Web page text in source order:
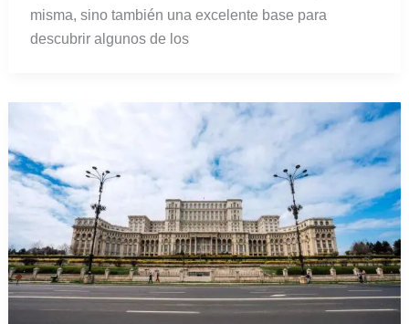
misma, sino también una excelente base para
descubrir algunos de los